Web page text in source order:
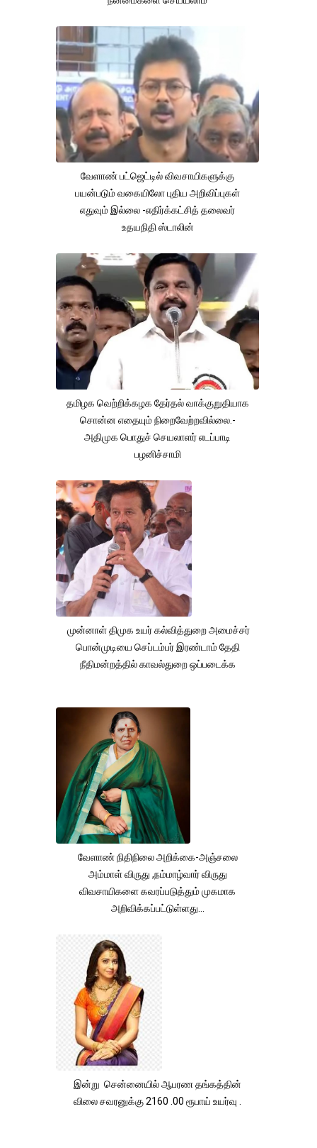
வேளாண் பட்ஜெட்டில் விவசாயிகளுக்கு
பயன்படும் வகையிலோ புதிய அறிவிப்புகள்
எதுவும் இல்லை -எதிர்க்கட்சித் தலைவர்
உதயநிதி ஸ்டாலின்
தமிழக வெற்றிக்கழக தேர்தல் வாக்குறுதியாக
சொன்ன எதையும் நிறைவேற்றவில்லை.-
அதிமுக பொதுச் செயலாளர் எடப்பாடி
பழனிச்சாமி
முன்னாள் திமுக உயர் கல்வித்துறை அமைச்சர்
பொன்முடியை செப்டம்பர் இரண்டாம் தேதி
நீதிமன்றத்தில் காவல்துறை ஒப்படைக்க
வேளாண் நிதிநிலை அறிக்கை-அஞ்சலை
அம்மாள் விருது ,நம்மாழ்வார் விருது
விவசாயிகளை கவரப்படுத்தும் முகமாக
அறிவிக்கப்பட்டுள்ளது...
இன்று சென்னையில் ஆபரண தங்கத்தின்
விலை சவரனுக்கு 2160 .00 ரூபாய் உயர்வு .